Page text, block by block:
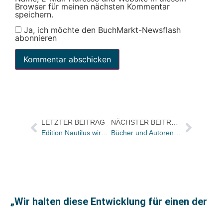
Browser für meinen nächsten Kommentar
speichern.
Ja, ich möchte den BuchMarkt-Newsflash
abonnieren
LETZTER BEITRAG
Edition Nautilus wird GmbH – unter Leitung von Hanna Mittelstädt und mit Unterstützung eines Beirats
„Wir halten diese Entwicklung für einen der